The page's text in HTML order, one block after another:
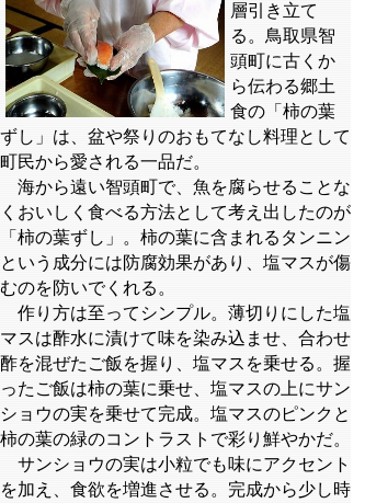
層引き立て
る。鳥取県智
頭町に古くか
ら伝わる郷土
食の「柿の葉
ずし」は、盆や祭りのおもてなし料理として
町民から愛される一品だ。
海から遠い智頭町で、魚を腐らせることな
くおいしく食べる方法として考え出したのが
「柿の葉ずし」。柿の葉に含まれるタンニン
という成分には防腐効果があり、塩マスが傷
むのを防いでくれる。
作り方は至ってシンプル。薄切りにした塩
マスは酢水に漬けて味を染み込ませ、合わせ
酢を混ぜたご飯を握り、塩マスを乗せる。握
ったご飯は柿の葉に乗せ、塩マスの上にサン
ショウの実を乗せて完成。塩マスのピンクと
柿の葉の緑のコントラストで彩り鮮やかだ。
サンショウの実は小粒でも味にアクセント
を加え、食欲を増進させる。完成から少し時